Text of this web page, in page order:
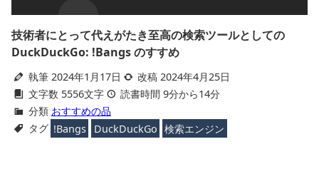
技術者にとって代えがたき至高の検索ツールとしての
DuckDuckGo: !Bangs のすすめ
執筆 2024年1月17日
改稿 2024年4月25日
文字数 5556文字
読書時間 9分から14分
分類 おすすめの品
タグ !Bangs DuckDuckGo 検索エンジン